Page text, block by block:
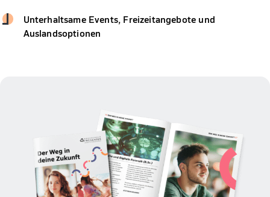
Unterhaltsame Events, Freizeitangebote und
Auslandsoptionen